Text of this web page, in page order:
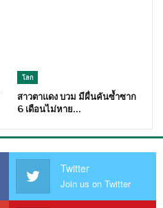
โลก
สาวตาแดง บวม มีผื่นคันซ้ำซาก
6 เดือนไม่หาย…
Twitter
Join us on Twitter